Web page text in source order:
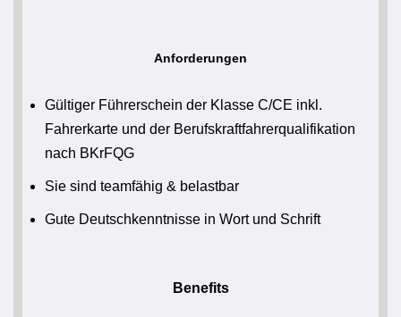
Anforderungen
Gültiger Führerschein der Klasse C/CE inkl.
Fahrerkarte und der Berufskraftfahrerqualifikation
nach BKrFQG
Sie sind teamfähig & belastbar
Gute Deutschkenntnisse in Wort und Schrift
Benefits